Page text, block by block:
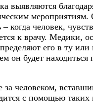
выявляются
мероприятиям.
– когда человек,
к врачу. Медики,
его в ту
он будет
за человеком,
с помощью таких